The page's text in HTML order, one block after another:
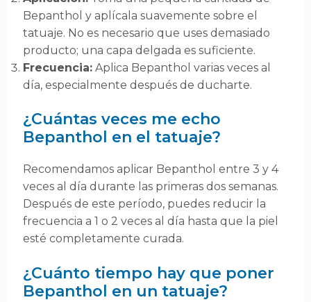
Bepanthol y aplícala suavemente sobre el
tatuaje. No es necesario que uses demasiado
producto; una capa delgada es suficiente.
Frecuencia:Aplica Bepanthol varias veces al
día, especialmente después de ducharte.
¿Cuántas veces me echo
Bepanthol en el tatuaje?
Recomendamos aplicar Bepanthol entre 3 y 4
veces al día durante las primeras dos semanas.
Después de este período, puedes reducir la
frecuencia a 1 o 2 veces al día hasta que la piel
esté completamente curada.
¿Cuánto tiempo hay que poner
Bepanthol en un tatuaje?